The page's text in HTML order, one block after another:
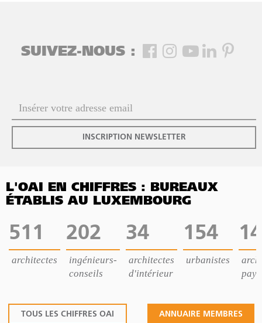
SUIVEZ-NOUS :
INSCRIPTION NEWSLETTER
L'OAI EN CHIFFRES : BUREAUX
ÉTABLIS AU LUXEMBOURG
511
architectes
202
ingénieurs-
conseils
34
architectes
d'intérieur
154
urbanistes
14
TOUS LES CHIFFRES OAI ANNUAIRE MEMBRES